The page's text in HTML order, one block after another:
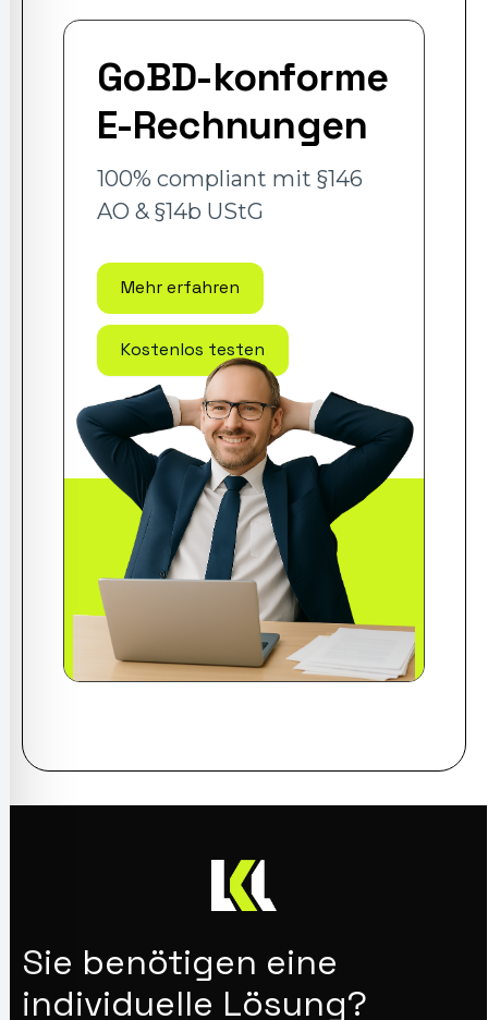
GoBD-konforme
E-Rechnungen
100% compliant mit §146
AO & §14b UStG
Mehr erfahren
Kostenlos testen
Sie benötigen eine
individuelle Lösung?